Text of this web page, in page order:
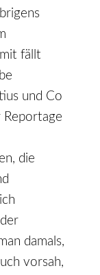
fällt
und Co
Reportage
die
damals,
vorsah,